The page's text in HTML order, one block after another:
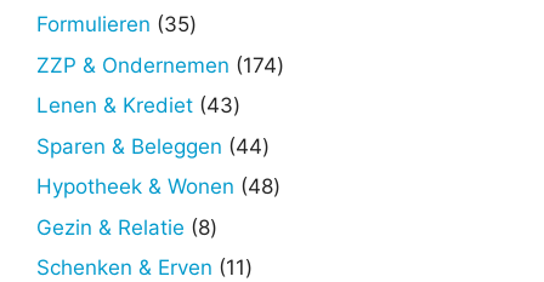
producten
Formulieren 3535
producten
ZZP & Ondernemen 174174
Lenen & Krediet 4343
producten
Sparen & Beleggen 4444
producten
Hypotheek & Wonen 4848
Gezin & Relatie 88
producten
Schenken & Erven 1111